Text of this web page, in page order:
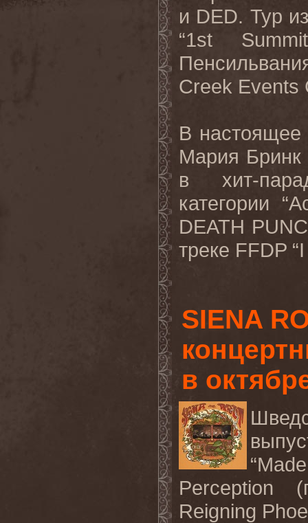
и DED. Тур
“1st
Creek Events
В настоящее
Мария Бринк
в хит-
категории
DEATH
треке FFDP
SIENA
в
Perception
Reigning